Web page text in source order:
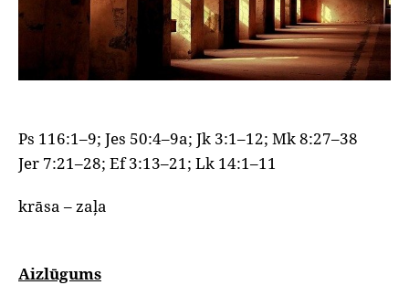
Ps 116:1–9; Jes 50:4–9a; Jk 3:1–12; Mk 8:27–38
Jer 7:21–28; Ef 3:13–21; Lk 14:1–11
krāsa – zaļa
Aizlūgums